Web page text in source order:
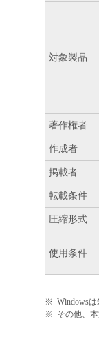
対象製品
著作権者
作成者
掲載者
転載条件
圧縮形式
使用条件
※ Windows
※ その他、